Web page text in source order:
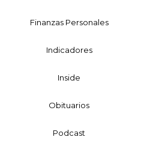
Finanzas Personales
Indicadores
Inside
Obituarios
Podcast